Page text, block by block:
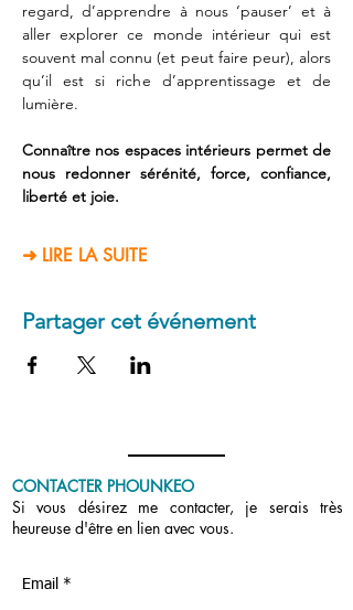
regard, d’apprendre à nous ‘pauser’ et à
aller explorer ce monde intérieur qui est
souvent mal connu (et peut faire peur), alors
qu’il est si riche d’apprentissage et de
lumière.
Connaître nos espaces intérieurs permet de
nous redonner sérénité, force, confiance,
liberté et joie.
➜ LIRE LA SUITE
Partager cet événement
CONTACTER PHOUNKEO
Si vous désirez me contacter, je serais très
heureuse d'être en lien avec vous.
Email *